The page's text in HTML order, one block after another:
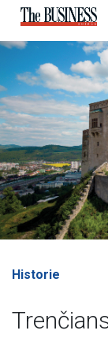
Historie